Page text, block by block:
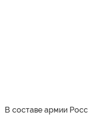
В составе армии